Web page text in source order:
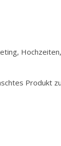
Hochzeiten,
Produkt